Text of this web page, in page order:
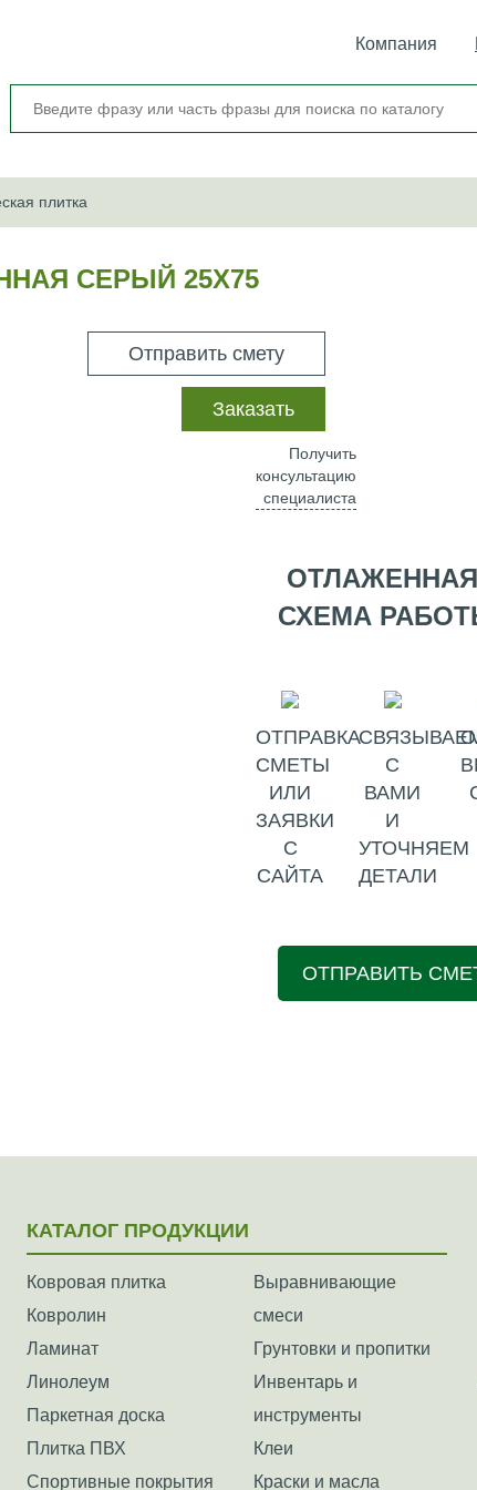
Компания
плитка
СЕРЫЙ 25Х75
Отправить смету
Заказать
Получить
консультацию
специалиста
СХЕМА
ОТПРАВКА
СМЕТЫ
ИЛИ
ЗАЯВКИ
С
САЙТА
С
ВАМИ
И
УТОЧНЯЕМ
ДЕТАЛИ
ОТПРАВИТЬ
КАТАЛОГ ПРОДУКЦИИ
Ковровая плитка
Ковролин
Ламинат
Линолеум
Паркетная доска
Плитка ПВХ
Спортивные покрытия
Выравнивающие
смеси
Грунтовки и пропитки
Инвентарь и
инструменты
Клеи
Краски и масла